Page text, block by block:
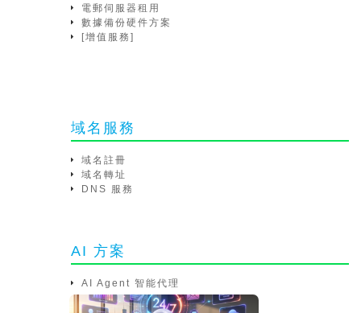
電郵伺服器租用
數據備份硬件方案
[增值服務]
域名服務
域名註冊
域名轉址
DNS 服務
AI 方案
AI Agent 智能代理